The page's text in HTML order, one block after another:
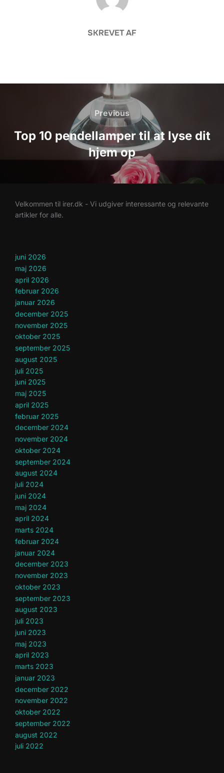
SKREVET AF
Indlægsnavigation
Previous
Previous
Top 10 pendellamper til at lyse dit
hjem op
Velkommen til irer.dk - Vi udgiver interessante og relevante
artikler for alle.
juni 2026
maj 2026
april 2026
februar 2026
januar 2026
december 2025
november 2025
oktober 2025
september 2025
august 2025
juli 2025
juni 2025
maj 2025
april 2025
februar 2025
december 2024
november 2024
oktober 2024
september 2024
august 2024
juli 2024
juni 2024
maj 2024
april 2024
marts 2024
februar 2024
januar 2024
december 2023
november 2023
oktober 2023
september 2023
august 2023
juli 2023
juni 2023
maj 2023
april 2023
marts 2023
januar 2023
december 2022
november 2022
oktober 2022
september 2022
august 2022
juli 2022